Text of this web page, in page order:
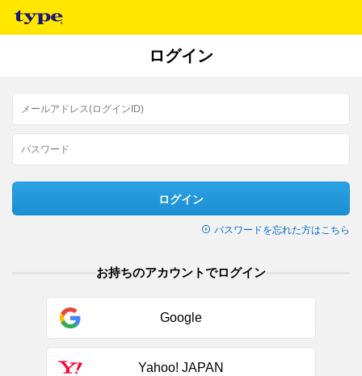
ログイン
ログイン
パスワードを忘れた方はこちら
お持ちのアカウントでログイン
Google
Yahoo! JAPAN